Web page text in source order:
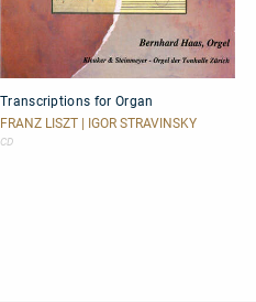
for
Organ
Transcriptions for Organ
FRANZ LISZT | IGOR STRAVINSKY
CD